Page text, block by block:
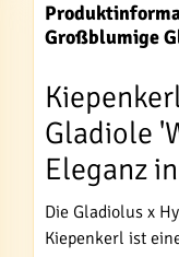
Großblumige
Gladiole
Eleganz
Die Gladiolus x
Kiepenkerl ist